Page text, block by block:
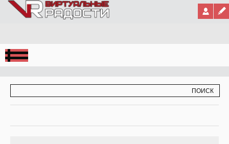
Jump to Navigation